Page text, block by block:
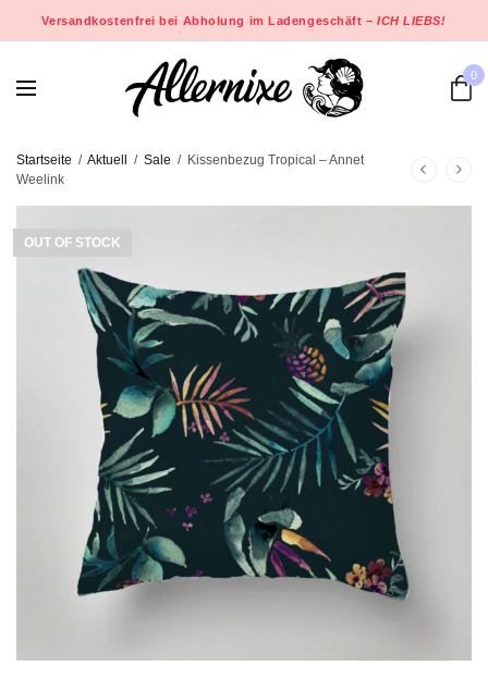
Versandkostenfrei bei Abholung im Ladengeschäft –ICH LIEBS!
0
Startseite / Aktuell / Sale / Kissenbezug Tropical – Annet
Weelink
OUT OF STOCK